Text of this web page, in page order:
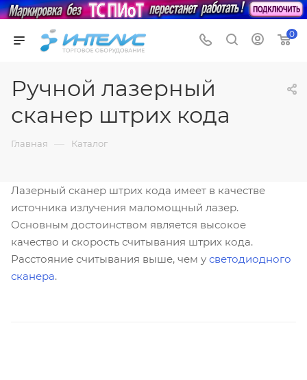
0
Ручной лазерный
сканер штрих кода
Главная — Каталог
Лазерный сканер штрих кода имеет в качестве
источника излучения маломощный лазер.
Основным достоинством является высокое
качество и скорость считывания штрих кода.
Расстояние считывания выше, чем у светодиодного
сканера.